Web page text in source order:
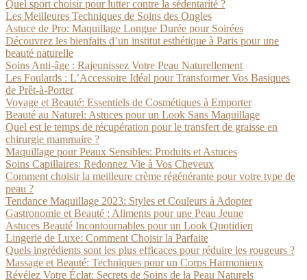
Quel sport choisir pour lutter contre la sédentarité ?
Les Meilleures Techniques de Soins des Ongles
Astuce de Pro: Maquillage Longue Durée pour Soirées
Découvrez les bienfaits d’un institut esthétique à Paris pour une
beauté naturelle
Soins Anti-âge : Rajeunissez Votre Peau Naturellement
Les Foulards : L’Accessoire Idéal pour Transformer Vos Basiques
de Prêt-à-Porter
Voyage et Beauté: Essentiels de Cosmétiques à Emporter
Beauté au Naturel: Astuces pour un Look Sans Maquillage
Quel est le temps de récupération pour le transfert de graisse en
chirurgie mammaire ?
Maquillage pour Peaux Sensibles: Produits et Astuces
Soins Capillaires: Redonnez Vie à Vos Cheveux
Comment choisir la meilleure crème régénérante pour votre type de
peau ?
Tendance Maquillage 2023: Styles et Couleurs à Adopter
Gastronomie et Beauté : Aliments pour une Peau Jeune
Astuces Beauté Incontournables pour un Look Quotidien
Lingerie de Luxe: Comment Choisir la Parfaite
Quels ingrédients sont les plus efficaces pour réduire les rougeurs ?
Massage et Beauté: Techniques pour un Corps Harmonieux
Révélez Votre Éclat: Secrets de Soins de la Peau Naturels